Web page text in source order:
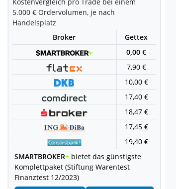
5.000 € Ordervolumen, je nach
Handelsplatz
Broker
Gettex
0,00 €
7,90 €
10,00 €
17,40 €
18,47 €
17,45 €
19,40 €
SMARTBROKER+bietet das günstigste
Komplettpaket (Stiftung Warentest
Finanztest 12/2023)